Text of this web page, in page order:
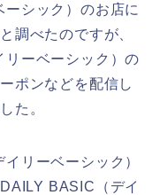
シック）のお店に
調べたのですが、
ーベーシック）の
ポンなどを配信し
た。
リーベーシック）
BASIC（デイ